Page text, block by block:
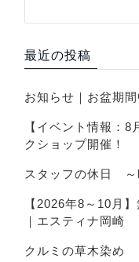
最近の投稿
お知らせ｜お盆期
【イベント情報：
クショップ開催！
スタッフの休日 ～
【2026年8～10月
｜エスティナ岡崎
クルミの草木染め